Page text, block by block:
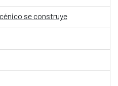
se construye